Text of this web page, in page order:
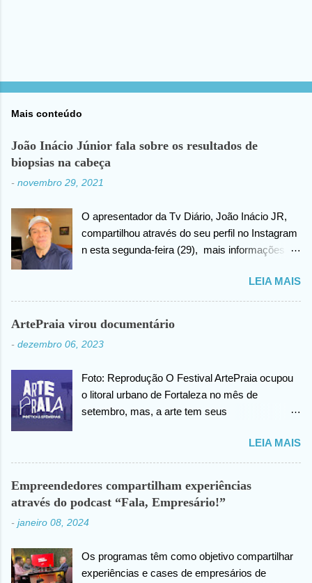
Mais conteúdo
João Inácio Júnior fala sobre os resultados de
biopsias na cabeça
- novembro 29, 2021
O apresentador da Tv Diário, João Inácio JR,
compartilhou através do seu perfil no Instagram
n esta segunda-feira (29), mais informações
cabeça há alguns dias atrás. João confirma que
os resultados foram negativos para câncer de
cabeça, posteriormente ele agradece ao criador
outro momento no vídeo compartilhado na
da sua saúde.
LEIA MAIS
ArtePraia virou documentário
- dezembro 06, 2023
Foto: Reprodução O Festival ArtePraia ocupou
o litoral urbano de Fortaleza no mês de
setembro, mas, a arte tem seus
Nesta quinta-feira (07), o festival vai lançar o
mini documentário “ArtePraia: Poéticas
Efêmeras” - mostrando um pouco da energia
que moveu o Festival, que este ano propôs
nove intervenções artísticas. Durante 3 dias, os
trabalhos extraíram do público os mais
questionamentos, memórias afetivas e novas
visões de como se fazer e vivenciar a arte.
LEIA MAIS
Empreendedores compartilham experiências
através do podcast “Fala, Empresário!”
- janeiro 08, 2024
Os programas têm como objetivo compartilhar
experiências e cases de empresários de